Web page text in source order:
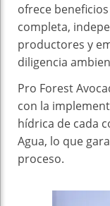
ofrece
completa,
productores y
diligencia
Pro Forest
con la
hídrica de cada
Agua, lo que
proceso.